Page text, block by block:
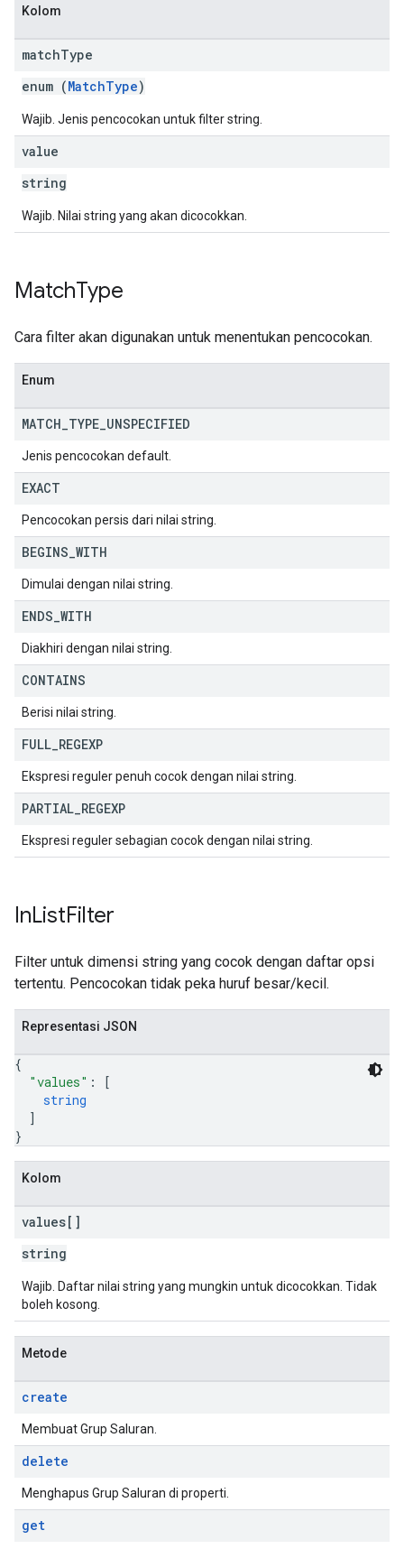
Kolom
matchType
enum (MatchType)
Wajib. Jenis pencocokan untuk filter string.
value
string
Wajib. Nilai string yang akan dicocokkan.
MatchType
Cara filter akan digunakan untuk menentukan pencocokan.
Enum
MATCH TYPE UNSPECIFIED
Jenis pencocokan default.
EXACT
Pencocokan persis dari nilai string.
BEGINS WITH
Dimulai dengan nilai string.
ENDS WITH
Diakhiri dengan nilai string.
CONTAINS
Berisi nilai string.
FULL REGEXP
Ekspresi reguler penuh cocok dengan nilai string.
PARTIAL REGEXP
Ekspresi reguler sebagian cocok dengan nilai string.
InListFilter
Filter untuk dimensi string yang cocok dengan daftar opsi
tertentu. Pencocokan tidak peka huruf besar/kecil.
Representasi JSON
{
"values" :
[
string
]
}
Kolom
values[]
string
Wajib. Daftar nilai string yang mungkin untuk dicocokkan. Tidak
boleh kosong.
Metode
create
Membuat Grup Saluran.
delete
Menghapus Grup Saluran di properti.
get